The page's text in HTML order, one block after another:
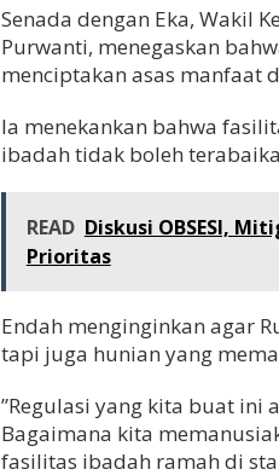
​Senada dengan Eka, Wakil
Purwanti, menegaskan
menciptakan asas manfaat
​Ia menekankan bahwa
ibadah tidak boleh
READ Diskusi OBSESI,
Prioritas
Endah menginginkan agar
tapi juga hunian yang
​”Regulasi yang kita buat ini
Bagaimana kita
fasilitas ibadah ramah di